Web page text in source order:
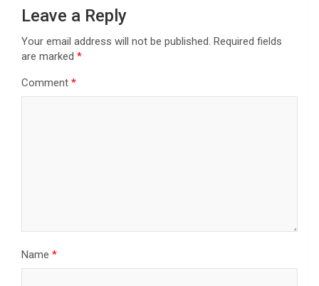
Leave a Reply
Your email address will not be published. Required fields
are marked *
Comment *
Name *